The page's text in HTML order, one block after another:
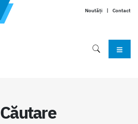
Noutăți | Contact
Căutare